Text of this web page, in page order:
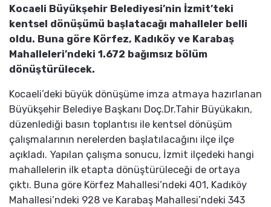
Kocaeli Büyükşehir Belediyesi’nin İzmit’teki
kentsel dönüşümü başlatacağı mahalleler belli
oldu. Buna göre Körfez, Kadıköy ve Karabaş
Mahalleleri’ndeki 1.672 bağımsız bölüm
dönüştürülecek.
Kocaeli’deki büyük dönüşüme imza atmaya hazırlanan
Büyükşehir Belediye Başkanı Doç.Dr.Tahir Büyükakın,
düzenlediği basın toplantısı ile kentsel dönüşüm
çalışmalarının nerelerden başlatılacağını ilçe ilçe
açıkladı. Yapılan çalışma sonucu, İzmit ilçedeki hangi
mahallelerin ilk etapta dönüştürüleceği de ortaya
çıktı. Buna göre Körfez Mahallesi’ndeki 401, Kadıköy
Mahallesi’ndeki 928 ve Karabaş Mahallesi’ndeki 343